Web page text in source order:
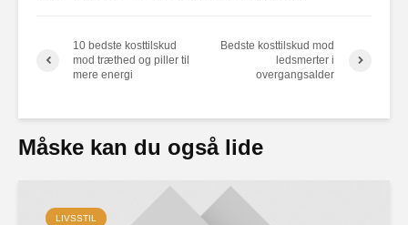
10 bedste kosttilskud
mod træthed og piller til
mere energi
Bedste kosttilskud mod
ledsmerter i
overgangsalder
Måske kan du også lide
LIVSSTIL